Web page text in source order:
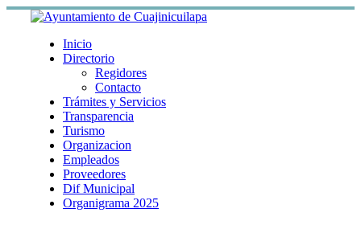
Skip
Inicio
Directorio
Regidores
Contacto
Trámites y Servicios
Transparencia
Turismo
Organizacion
Empleados
Proveedores
Dif Municipal
Organigrama 2025